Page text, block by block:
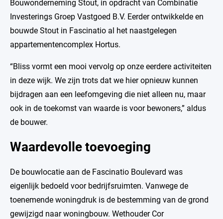
Bouwonderneming Stout, in opdracht van Combinatie
Investerings Groep Vastgoed B.V. Eerder ontwikkelde en
bouwde Stout in Fascinatio al het naastgelegen
appartementencomplex Hortus.
“Bliss vormt een mooi vervolg op onze eerdere activiteiten
in deze wijk. We zijn trots dat we hier opnieuw kunnen
bijdragen aan een leefomgeving die niet alleen nu, maar
ook in de toekomst van waarde is voor bewoners,” aldus
de bouwer.
Waardevolle toevoeging
De bouwlocatie aan de Fascinatio Boulevard was
eigenlijk bedoeld voor bedrijfsruimten. Vanwege de
toenemende woningdruk is de bestemming van de grond
gewijzigd naar woningbouw. Wethouder Cor